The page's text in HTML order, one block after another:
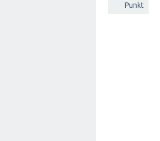
Punkt